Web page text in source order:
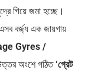
গিয়ে জমা হচ্ছে।
বর্জ্য এক জায়গায়
Gyres /
অংশে গঠিত‘গ্রেট